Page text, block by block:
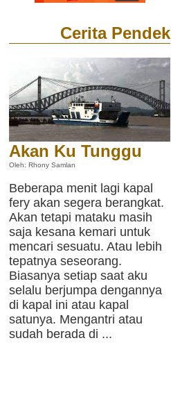
Cerita Pendek
Akan Ku Tunggu
Oleh: Rhony Samlan
Beberapa menit lagi kapal
fery akan segera berangkat.
Akan tetapi mataku masih
saja kesana kemari untuk
mencari sesuatu. Atau lebih
tepatnya seseorang.
Biasanya setiap saat aku
selalu berjumpa dengannya
di kapal ini atau kapal
satunya. Mengantri atau
sudah berada di ...